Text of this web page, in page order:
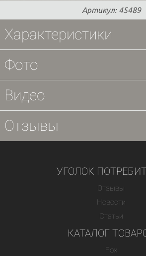
Артикул: 45489
Характеристики
Фото
Видео
Отзывы
УГОЛОК
Отзывы
Новости
Статьи
КАТАЛОГ
Fox